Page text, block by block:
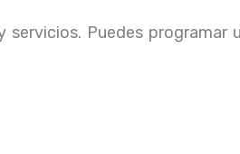
Puedes programar